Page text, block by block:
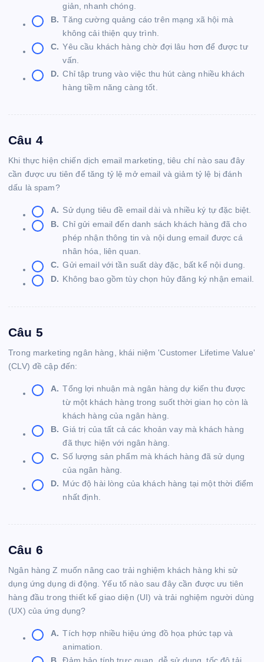
giản, nhanh chóng.
B. Tăng cường quảng cáo trên mạng xã hội mà
không cải thiện quy trình.
C. Yêu cầu khách hàng chờ đợi lâu hơn để được tư
vấn.
D. Chỉ tập trung vào việc thu hút càng nhiều khách
hàng tiềm năng càng tốt.
Câu 4
Khi thực hiện chiến dịch email marketing, tiêu chí nào sau đây
cần được ưu tiên để tăng tỷ lệ mở email và giảm tỷ lệ bị đánh
dấu là spam?
A. Sử dụng tiêu đề email dài và nhiều ký tự đặc biệt.
B. Chỉ gửi email đến danh sách khách hàng đã cho
phép nhận thông tin và nội dung email được cá
nhân hóa, liên quan.
C. Gửi email với tần suất dày đặc, bất kể nội dung.
D. Không bao gồm tùy chọn hủy đăng ký nhận email.
Câu 5
Trong marketing ngân hàng, khái niệm 'Customer Lifetime Value'
(CLV) đề cập đến:
A. Tổng lợi nhuận mà ngân hàng dự kiến thu được
từ một khách hàng trong suốt thời gian họ còn là
khách hàng của ngân hàng.
B. Giá trị của tất cả các khoản vay mà khách hàng
đã thực hiện với ngân hàng.
C. Số lượng sản phẩm mà khách hàng đã sử dụng
của ngân hàng.
D. Mức độ hài lòng của khách hàng tại một thời điểm
nhất định.
Câu 6
Ngân hàng Z muốn nâng cao trải nghiệm khách hàng khi sử
dụng ứng dụng di động. Yếu tố nào sau đây cần được ưu tiên
hàng đầu trong thiết kế giao diện (UI) và trải nghiệm người dùng
(UX) của ứng dụng?
A. Tích hợp nhiều hiệu ứng đồ họa phức tạp và
animation.